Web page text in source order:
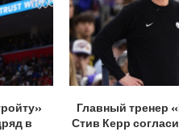
в
Главный тренер
Стив Керр